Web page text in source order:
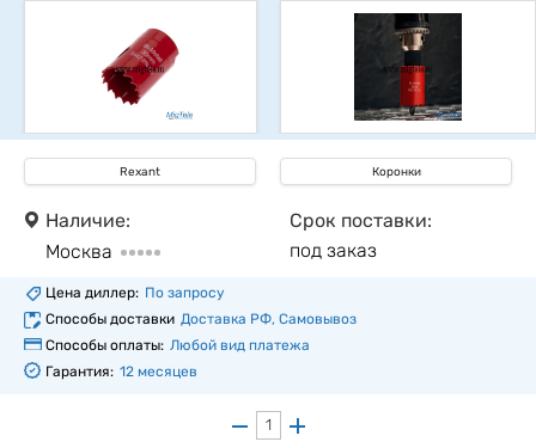
Rexant Коронки
Наличие:
Москва
Срок поставки:
под заказ
Цена диллер: По запросу
Способы доставки Доставка РФ, Самовывоз
Способы оплаты: Любой вид платежа
Гарантия: 12 месяцев